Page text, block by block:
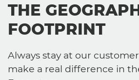
THE
FOOTPRINT
Always stay at our
make a real difference in